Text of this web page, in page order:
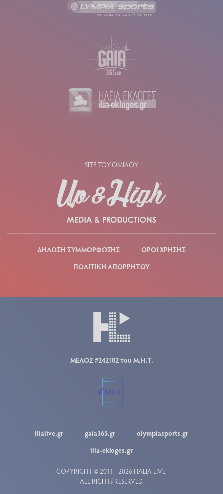
SITE ΤΟΥ ΟΜΙΛΟΥ
ΔΗΛΩΣΗ ΣΥΜΜΟΡΦΩΣΗΣ
ΟΡΟΙ ΧΡΗΣΗΣ
ΠΟΛΙΤΙΚΗ ΑΠΟΡΡΗΤΟΥ
ΜΕΛΟΣ #242102 του Μ.Η.Τ.
ilialive.gr gaia365.gr
olympiasports.gr
ilia-ekloges.gr
COPYRIGHT © 2011 - 2026 ΗΛΕΙΑ LIVE.
ALL RIGHTS RESERVED.